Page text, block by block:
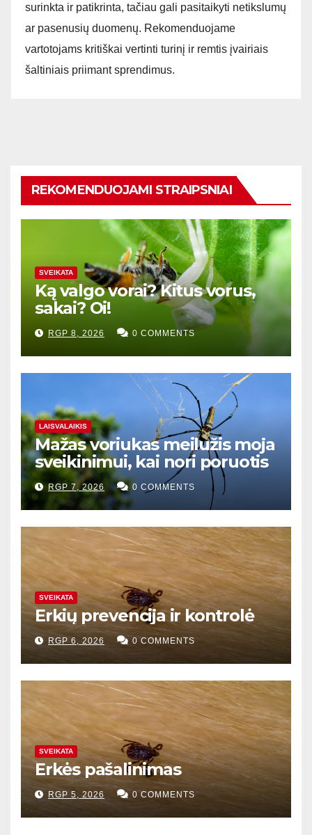
surinkta ir patikrinta, tačiau gali pasitaikyti netikslumų
ar pasenusių duomenų. Rekomenduojame
vartotojams kritiškai vertinti turinį ir remtis įvairiais
šaltiniais priimant sprendimus.
REKOMENDUOJAMI STRAIPSNIAI
SVEIKATA
Ką valgo vorai? Kitus vorus,
sakai? Oi!
RGP 8, 2026 0 COMMENTS
LAISVALAIKIS
Mažas voriukas meilužis moja
sveikinimui, kai nori poruotis
RGP 7, 2026 0 COMMENTS
SVEIKATA
Erkių prevencija ir kontrolė
RGP 6, 2026 0 COMMENTS
SVEIKATA
Erkės pašalinimas
RGP 5, 2026 0 COMMENTS